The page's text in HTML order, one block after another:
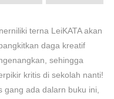
terna LeiKATA akan
daga kreatif
sehingga
kritis di sekolah nanti!
ada dalarn buku ini,